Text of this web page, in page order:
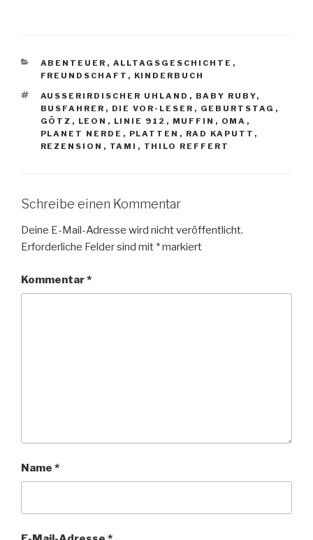
KATEGORIEN
ABENTEUER , ALLTAGSGESCHICHTE ,
FREUNDSCHAFT , KINDERBUCH
SCHLAGWÖRTER
AUSSERIRDISCHER UHLAND , BABY RUBY,
BUSFAHRER , DIE VOR-LESER , GEBURTSTAG ,
GÖTZ , LEON , LINIE 912 , MUFFIN , OMA ,
PLANET NERDE , PLATTEN , RAD KAPUTT ,
REZENSION , TAMI , THILO REFFERT
Schreibe einen Kommentar
Deine E-Mail-Adresse wird nicht veröffentlicht.
Erforderliche Felder sind mit *markiert
Kommentar*
Name *